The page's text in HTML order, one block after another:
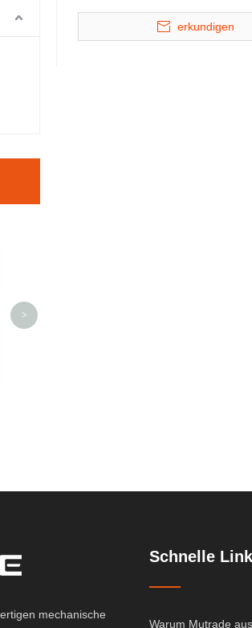
>
erkundigen
mechanische
Schnelle
Warum Mutrade